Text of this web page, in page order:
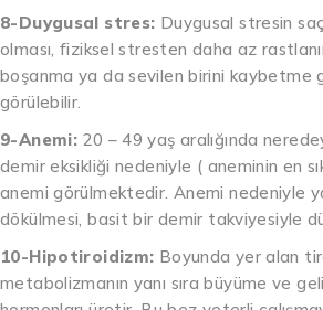
8-Duygusal stres: Duygusal stresin
olması, fiziksel stresten daha az
boşanma ya da sevilen birini kaybetme
görülebilir.
9-Anemi: 20 – 49 yaş aralığında
demir eksikliği nedeniyle ( aneminin en
anemi görülmektedir. Anemi nedeniyle
dökülmesi, basit bir demir takviyesiyle
10-Hipotiroidizm: Boyunda yer alan
metabolizmanın yanı sıra büyüme ve